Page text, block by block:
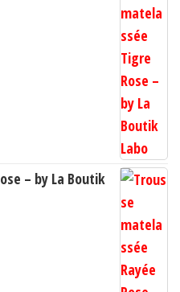
page
du
produit
– by La Boutik